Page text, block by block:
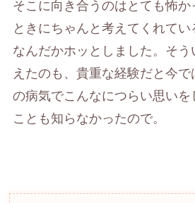
そこに向き合うのはとても怖か
ときにちゃんと考えてくれて
なんだかホッとしました。そ
えたのも、貴重な経験だと今
の病気でこんなにつらい思いを
ことも知らなかったので。